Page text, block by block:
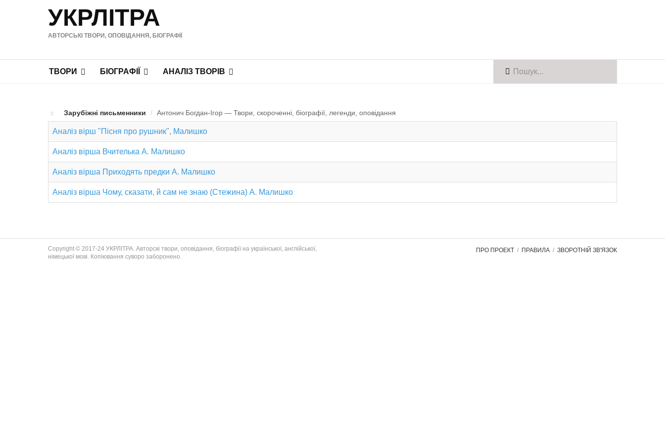
УКРЛІТРА
АВТОРСЬКІ ТВОРИ, ОПОВІДАННЯ, БІОГРАФІЇ
ТВОРИ БІОГРАФІЇ АНАЛІЗ ТВОРІВ
Зарубіжні письменники / Антонич Богдан-Ігор — Твори, скороченні, біографії, легенди, оповiдання
Аналіз вірш "Пісня про рушник", Малишко
Аналіз вірша Вчителька А. Малишко
Аналіз вірша Приходять предки А. Малишко
Аналіз вірша Чому, сказати, й сам не знаю (Стежина) А. Малишко
Copyright © 2017-24 УКРЛІТРА. Авторскі твори, оповідання, біографії на української, англійської,
німецької мові. Копіювання суворо заборонено.
ПРО ПРОЕКТ ПРАВИЛА ЗВОРОТНІЙ ЗВ'ЯЗОК